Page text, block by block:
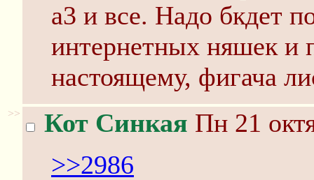
а3 и все. Надо бкдет
интернетных няшек и
настоящему, фигача
>> Кот Синкая Пн 21
>>2986